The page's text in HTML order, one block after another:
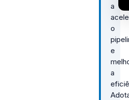
a
o
e
a